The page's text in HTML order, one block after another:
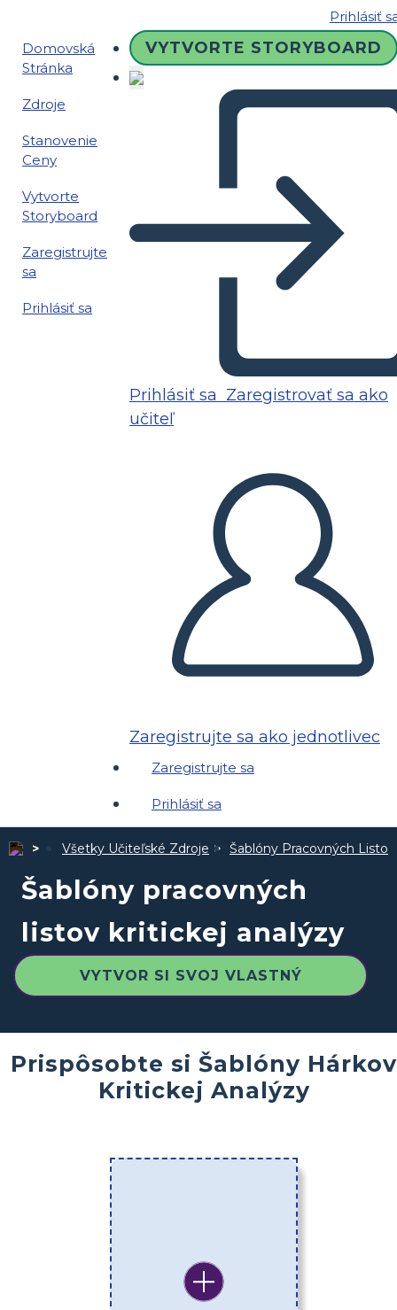
Prihlásiť
Domovská
Stránka
Zdroje
Stanovenie
Ceny
Vytvorte
Storyboard
Zaregistrujte
sa
Prihlásiť sa
VYTVORTE STORYBOARD
Prihlásiť sa Zaregistrovať sa ako
učiteľ
Zaregistrujte sa ako jednotlivec
Zaregistrujte sa
Prihlásiť sa
Všetky Učiteľské Zdroje Šablóny Pracovných Listov
Šablóny pracovných
listov kritickej analýzy
VYTVOR SI SVOJ VLASTNÝ
Prispôsobte si Šablóny Hárkov
Kritickej Analýzy